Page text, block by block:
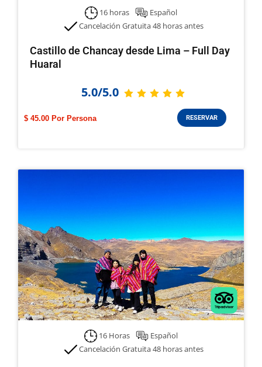
16 horas
Español
Cancelación Gratuita 48 horas antes
Castillo de Chancay desde Lima – Full Day
Huaral
5.0/5.0
$ 45.00 RESERVAR
16 Horas
Español
Cancelación Gratuita 48 horas antes